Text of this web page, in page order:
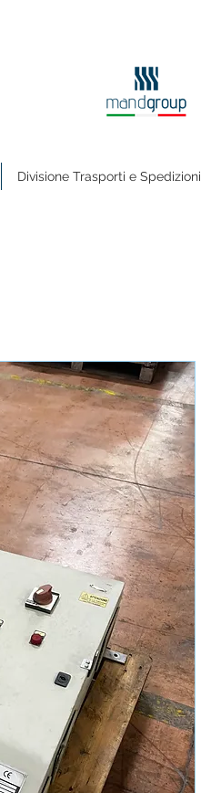
Divisione Trasporti e Spedizioni